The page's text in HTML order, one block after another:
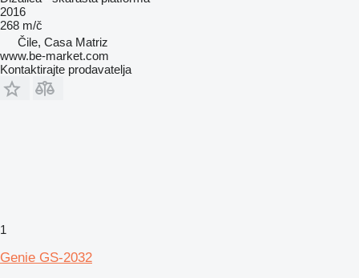
2016
268 m/č
Čile, Casa Matriz
www.be-market.com
Kontaktirajte prodavatelja
1
Genie GS-2032